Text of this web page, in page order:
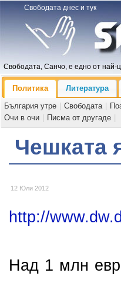
Свободата днес и тук
Свободата, Санчо, е едно от най-
Политика Литература
България утре
Свободата
Очи в очи
Писма от другаде
Чешката
12 Юли 2012
http://
Над 1 млн